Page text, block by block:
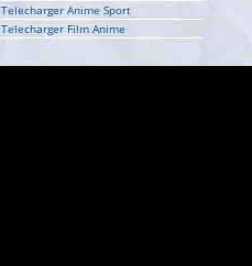
Telecharger Anime Sport
Telecharger Film Anime